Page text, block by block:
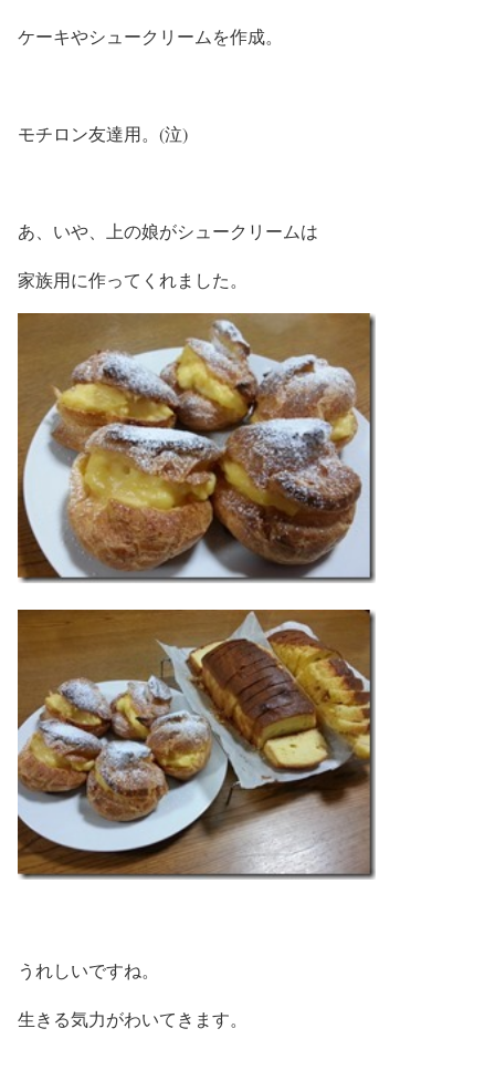
ケーキやシュークリームを作成。
モチロン友達用。(泣)
あ、いや、上の娘がシュークリームは
家族用に作ってくれました。
うれしいですね。
生きる気力がわいてきます。